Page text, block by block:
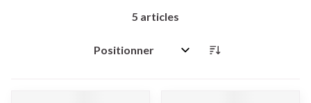
5 articles
Trier par: